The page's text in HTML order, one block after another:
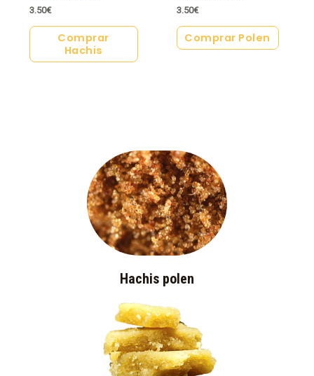
3.50€
Comprar
Hachis
3.50€
Comprar Polen
Hachis polen